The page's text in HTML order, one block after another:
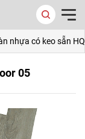
nhựa có keo sẵn
05